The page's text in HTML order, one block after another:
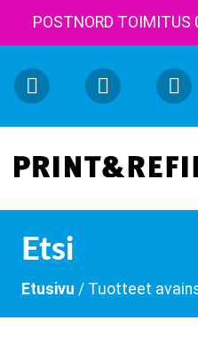
POSTNORD TOIMITUS
Etsi
Etusivu / Tuotteet